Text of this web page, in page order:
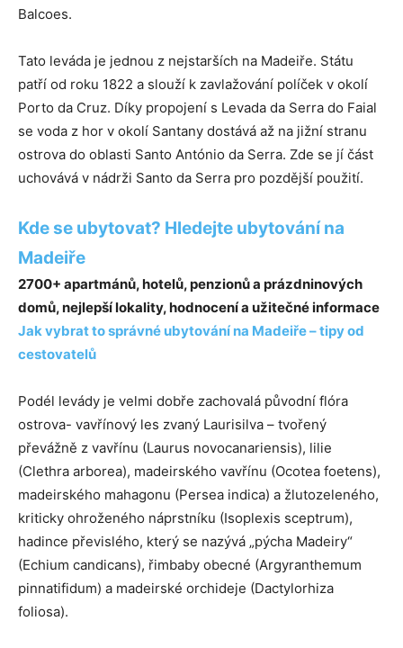
Balcoes.
Tato leváda je jednou z nejstarších na Madeiře. Státu
patří od roku 1822 a slouží k zavlažování políček v okolí
Porto da Cruz. Díky propojení s Levada da Serra do Faial
se voda z hor v okolí Santany dostává až na jižní stranu
ostrova do oblasti Santo António da Serra. Zde se jí část
uchovává v nádrži Santo da Serra pro pozdější použití.
Kde se ubytovat? Hledejte ubytování na
Madeiře
2700+ apartmánů, hotelů, penzionů a prázdninových
domů, nejlepší lokality, hodnocení a užitečné informace
Jak vybrat to správné ubytování na Madeiře – tipy od
cestovatelů
Podél levády je velmi dobře zachovalá původní flóra
ostrova- vavřínový les zvaný Laurisilva – tvořený
převážně z vavřínu (Laurus novocanariensis), lilie
(Clethra arborea), madeirského vavřínu (Ocotea foetens),
madeirského mahagonu (Persea indica) a žlutozeleného,
kriticky ohroženého náprstníku (Isoplexis sceptrum),
hadince převislého, který se nazývá „pýcha Madeiry“
(Echium candicans), řimbaby obecné (Argyranthemum
pinnatifidum) a madeirské orchideje (Dactylorhiza
foliosa).